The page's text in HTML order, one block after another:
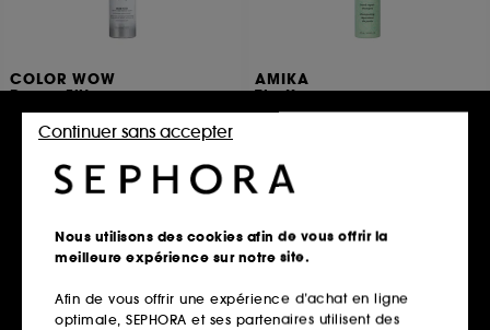
COLOR WOW
Dream Filter
Avant-Shampooing
182
Prix d'origine : 35,00€ -25%
Ajouter au panier
AMIKA
The Kure
Après-Shampoing Réparateur Restructurant pour Cheveux Abîmés
10,87€
Ajouter au panier
Nous utilisons des cookies afin de vous offrir la
meilleure expérience sur notre site.
Afin de vous offrir une expérience d’achat en ligne
optimale, SEPHORA et ses partenaires utilisent des
Continuer sans accepter